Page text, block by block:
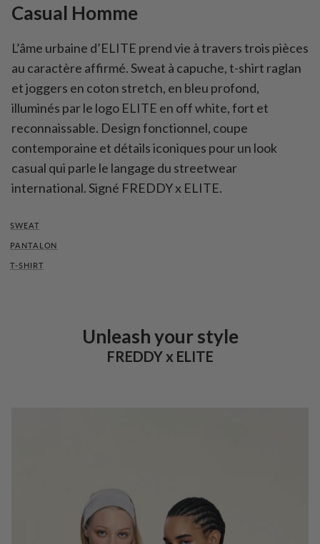
Casual Homme
L’âme urbaine d’ELITE prend vie à travers trois pièces
au caractère affirmé. Sweat à capuche, t-shirt raglan
et joggers en coton stretch, en bleu profond,
illuminés par le logo ELITE en off white, fort et
reconnaissable. Design fonctionnel, coupe
contemporaine et détails iconiques pour un look
casual qui parle le langage du streetwear
international. Signé FREDDY x ELITE.
SWEAT
PANTALON
T-SHIRT
Unleash your style
FREDDY x ELITE